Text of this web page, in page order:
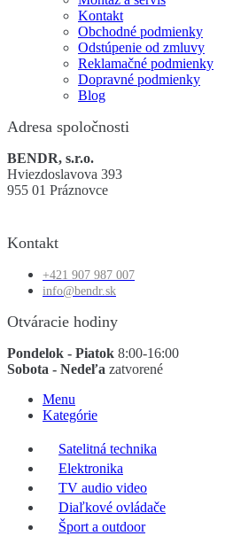
Kontakt
Obchodné podmienky
Odstúpenie od zmluvy
Reklamačné podmienky
Dopravné podmienky
Blog
Adresa spoločnosti
BENDR, s.r.o.
Hviezdoslavova 393
955 01 Práznovce
Kontakt
+421 907 987 007
info@bendr.sk
Otváracie hodiny
Pondelok - Piatok 8:00-16:00
Sobota - Nedeľa zatvorené
Menu
Kategórie
Satelitná technika
Elektronika
TV audio video
Diaľkové ovládače
Šport a outdoor